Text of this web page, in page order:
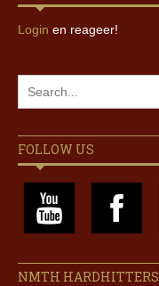
Login en reageer!
FOLLOW US
NMTH HARDHITTERS